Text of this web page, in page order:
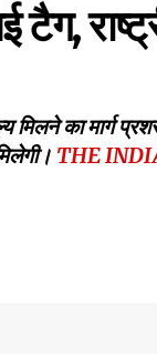
टैग,
मिलने का मार्ग
THE